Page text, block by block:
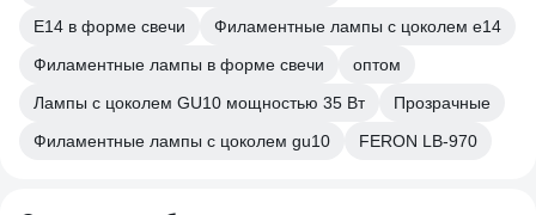
E14 в форме свечи
Филаментные лампы с цоколем e14
Филаментные лампы в форме свечи
оптом
Лампы с цоколем GU10 мощностью 35 Вт
Прозрачные
Филаментные лампы с цоколем gu10
FERON LB-970